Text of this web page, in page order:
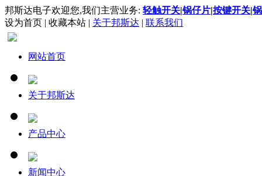
邦斯达电子欢迎您,我们主营业务: 轻触开关|锅仔片|按键开关|
设为首页 | 收藏本站 | 关于邦斯达 | 联系我们
网站首页
关于邦斯达
产品中心
新闻中心